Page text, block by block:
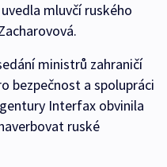
mluvčí ruského
ministrů zahraničí
bezpečnost a spolupráci
Interfax obvinila
ruské